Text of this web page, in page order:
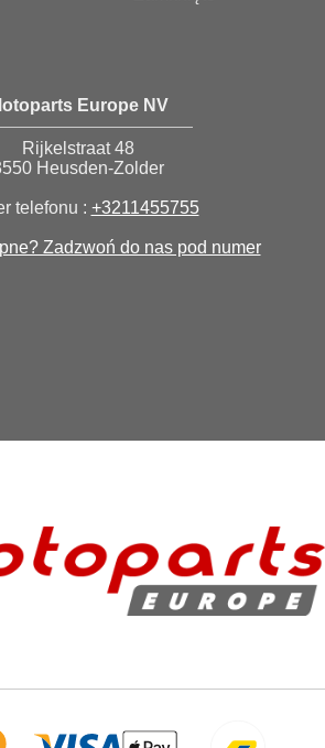
Europe NV
Rijkelstraat 48
Heusden-Zolder
telefonu : +3211455755
Zadzwoń do nas pod numer